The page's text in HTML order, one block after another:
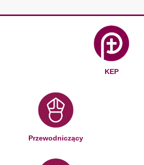
KEP
Przewodniczący